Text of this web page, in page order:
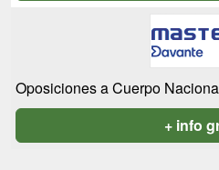
Oposiciones a Cuerpo
+ info